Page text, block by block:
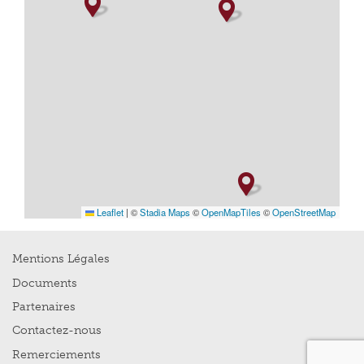
Leaflet | ©Stadia Maps ©OpenMapTiles ©OpenStreetMap
Mentions Légales
Documents
Partenaires
Contactez-nous
Remerciements